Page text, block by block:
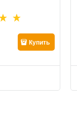
Купить